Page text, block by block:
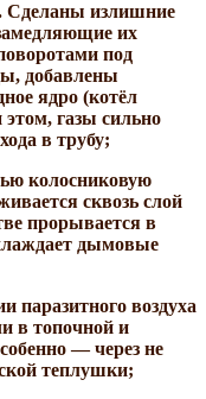
Сделаны излишние
их
под
добавлены
ядро (котёл
газы сильно
в трубу;
колосниковую
сквозь слой
прорывается в
дымовые
паразитного воздуха
в топочной и
— через не
теплушки;